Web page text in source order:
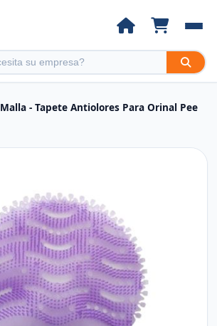
Malla - Tapete Antiolores Para Orinal Pee